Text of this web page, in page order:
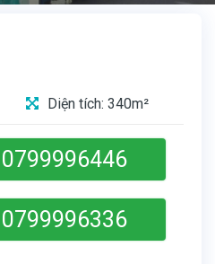
Diện tích: 340m²
0799996446
0799996336